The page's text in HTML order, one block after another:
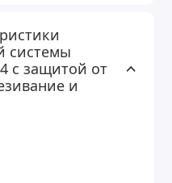
средств в
которая
системы
с защитой от
и